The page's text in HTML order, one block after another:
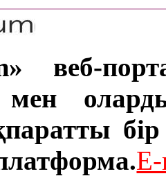
веб-
мен
бір